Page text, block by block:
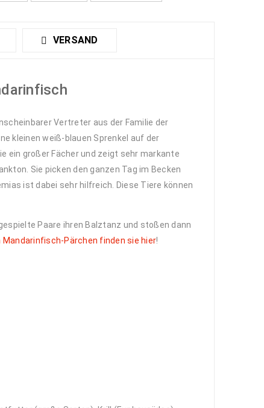
VERSAND
Vertreter aus der Familie der
kleinen weiß-blauen Sprenkel auf der
ein großer Fächer und zeigt sehr markante
Sie picken den ganzen Tag im Becken
ist dabei sehr hilfreich. Diese Tiere können
Paare ihren Balztanz und stoßen dann
Mandarinfisch-Pärchen finden sie hier!